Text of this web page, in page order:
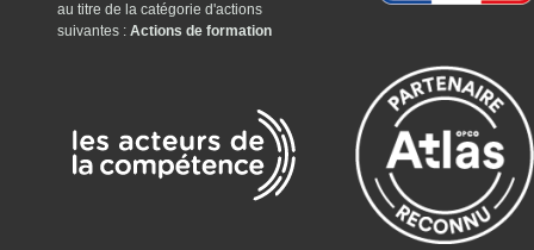
au titre de la catégorie d'actions
suivantes : Actions de formation